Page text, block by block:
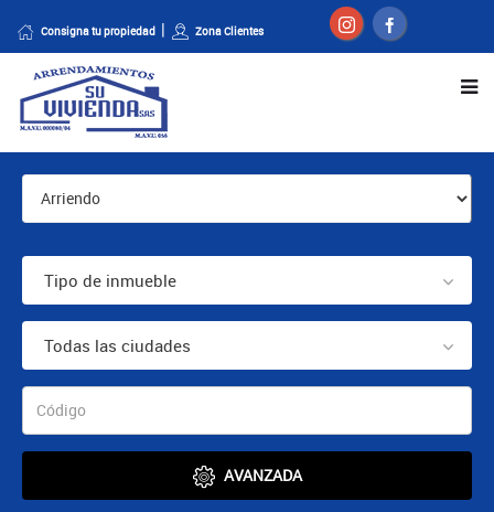
Consigna tu propiedad Zona Clientes
Tipo de inmueble
Todas las ciudades
AVANZADA